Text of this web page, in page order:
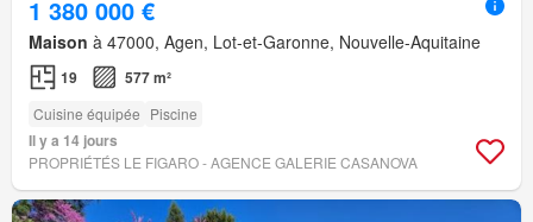
1 380 000 €
Maison à 47000, Agen, Lot-et-Garonne, Nouvelle-Aquitaine
19 577 m²
Cuisine équipée Piscine
Il y a 14 jours
PROPRIÉTÉS LE FIGARO - AGENCE GALERIE CASANOVA